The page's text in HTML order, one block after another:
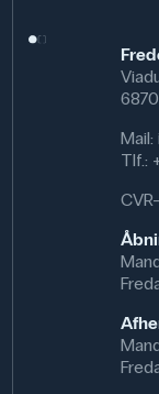
Specifikationer
Farve: Hvid
Mail:
Tlf.: